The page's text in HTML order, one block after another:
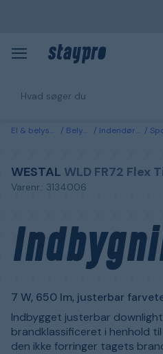
El & belysning Belysning Indendørs belysning
WESTAL WLD FR72 Flex
Varenr.: 3134006
7 W, 650 lm, justerbar
Indbygget justerbar
brandklassificeret i henhold
den ikke forringer tagets